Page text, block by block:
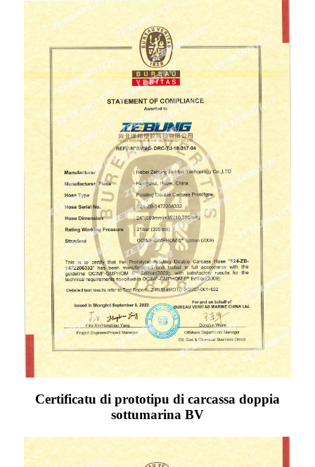
Certificatu di prototipu di carcassa doppia
sottumarina BV